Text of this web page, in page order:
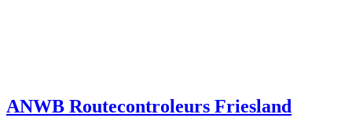
ANWB Routecontroleurs Friesland